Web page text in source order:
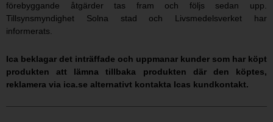
förebyggande åtgärder tas fram och följs sedan upp.
Tillsynsmyndighet Solna stad och Livsmedelsverket har
informerats.
Ica beklagar det inträffade och uppmanar kunder som har köpt
produkten att lämna tillbaka produkten där den köptes,
reklamera via ica.se alternativt kontakta Icas kundkontakt.